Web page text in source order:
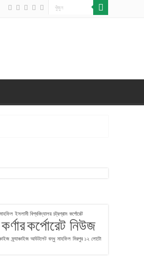
ইসলামী বিশ্ববিদ্যালয় চট্রগ্রাম কর্পোরেট
কর্পোরেট নিউজ
ফ্র্যাঞ্চাইজ আউটলেট বন্ধু মাহফিল মিরপুর ১২ লোটো